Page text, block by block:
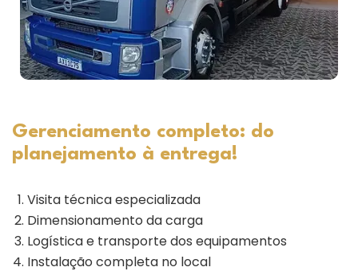
Gerenciamento completo: do
planejamento à entrega!
Visita técnica especializada
Dimensionamento da carga
Logística e transporte dos equipamentos
Instalação completa no local